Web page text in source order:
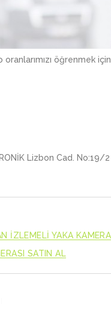
öğrenmek
Lizbon Cad.
İZLEMELİ YAKA
SATIN AL